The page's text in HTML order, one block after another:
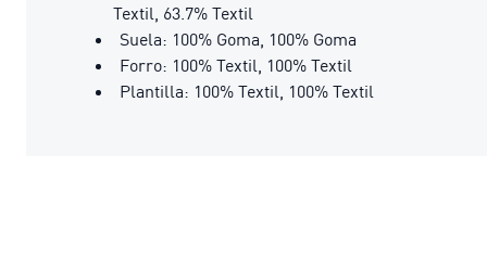
Textil, 63.7% Textil
Suela: 100% Goma, 100% Goma
Forro: 100% Textil, 100% Textil
Plantilla: 100% Textil, 100% Textil